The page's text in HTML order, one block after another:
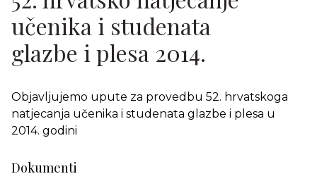
učenika i studenata
glazbe i plesa 2014.
Objavljujemo upute za provedbu 52. hrvatskoga
natjecanja učenika i studenata glazbe i plesa u
2014. godini
Dokumenti